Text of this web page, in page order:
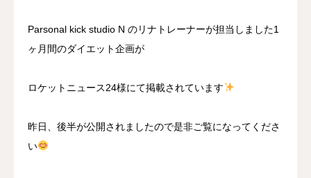
Parsonal kick studio N のリナトレーナーが担当しました1
ヶ月間のダイエット企画が
ロケットニュース24様にて掲載されています
昨日、後半が公開されましたので是非ご覧になってくださ
い